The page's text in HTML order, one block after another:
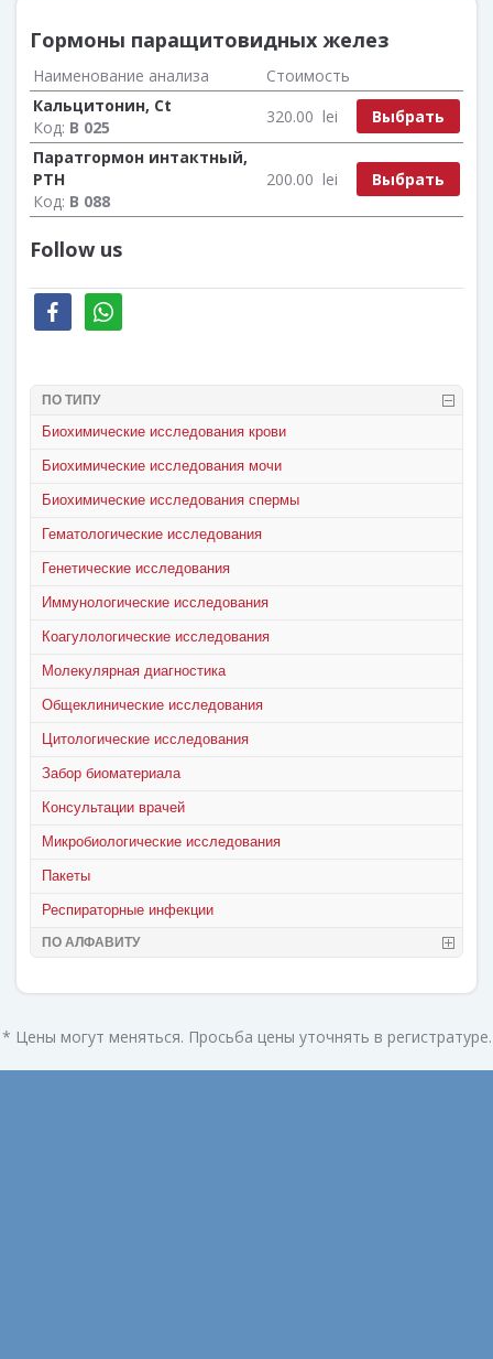
Гормоны паращитовидных желез
Наименование анализа
Стоимость
Кальцитонин, Ct
Код: B 025
320.00 lei
Выбрать
Паратгормон интактный,
PTH
Код: B 088
200.00 lei Выбрать
Follow us
facebookwhatsapp
ПО ТИПУ
Биохимические исследования крови
Биохимические исследования мочи
Биохимические исследования спермы
Гематологические исследования
Генетические исследования
Иммунологические исследования
Коагулологические исследования
Молекулярная диагностика
Общеклинические исследования
Цитологические исследования
Забор биоматериала
Консультации врачей
Микробиологические исследования
Пакеты
Респираторные инфекции
ПО АЛФАВИТУ
* Цены могут меняться. Просьба цены уточнять в регистратуре.